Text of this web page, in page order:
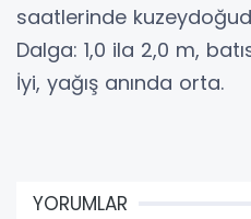
saatlerinde
Dalga: 1,0 ila 2,0 m,
İyi, yağış anında orta.
YORUMLAR